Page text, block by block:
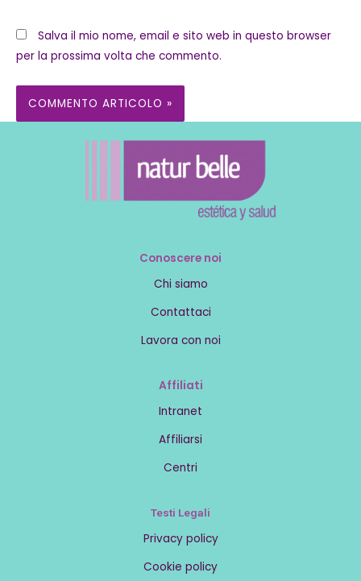
Salva il mio nome, email e sito web in questo browser
per la prossima volta che commento.
Conoscere noi
Chi siamo
Contattaci
Lavora con noi
Affiliati
Intranet
Affiliarsi
Centri
Testi Legali
Privacy policy
Cookie policy